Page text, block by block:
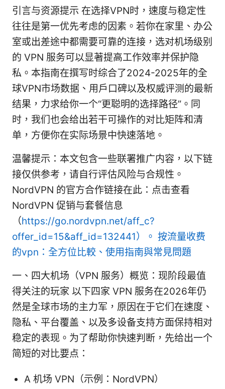
引言与资源提示 在选择VPN时，速度与稳定性
往往是第一优先考虑的因素。若你在家里、办公
室或出差途中都需要可靠的连接，选对机场级别
的 VPN 服务可以显著提高工作效率并保护隐
私。本指南在撰写时综合了2024-2025年的全
球VPN市场数据、用户口碑以及权威评测的最新
结果，力求给你一个“更聪明的选择路径”。同
时，我们也会给出若干可操作的对比矩阵和清
单，方便你在实际场景中快速落地。
温馨提示：本文包含一些联署推广内容，以下链
接仅供参考，请自行评估风险与合规性。
NordVPN 的官方合作链接在此：点击查看
NordVPN 促销与套餐信息
（https://go.nordvpn.net/aff_c?
offer_id=15&aff_id=132441）。 按流量收费
的vpn：全方位比較、使用指南與常見問題
一、四大机场（VPN 服务）概览：现阶段最值
得关注的玩家 以下四家 VPN 服务在2026年仍
然是全球市场的主力军，原因在于它们在速度、
隐私、平台覆盖、以及多设备支持方面保持相对
稳定的表现。为了帮助你快速判断，先给出一个
简短的对比要点：
A 机场 VPN（示例：NordVPN）